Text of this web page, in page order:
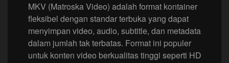
MKV (Matroska Video) adalah format kontainer
fleksibel dengan standar terbuka yang dapat
menyimpan video, audio, subtitle, dan metadata
dalam jumlah tak terbatas. Format ini populer
untuk konten video berkualitas tinggi seperti HD